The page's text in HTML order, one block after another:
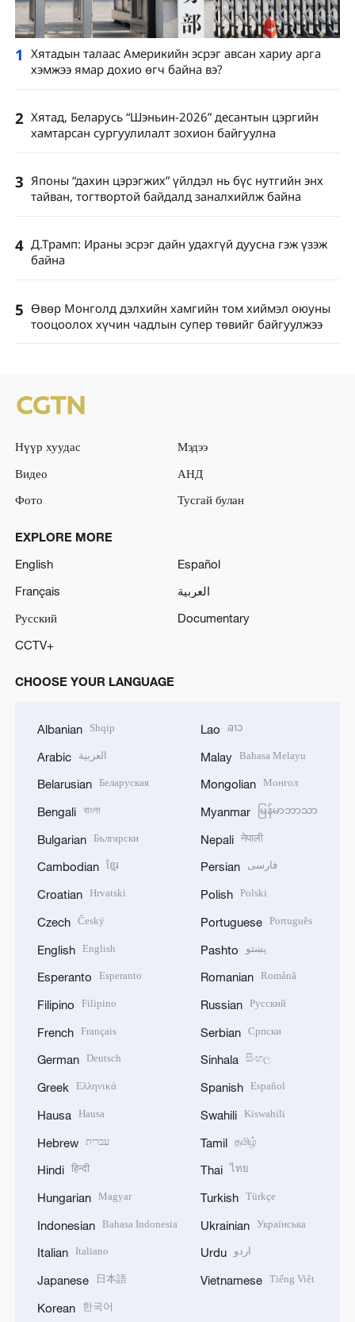
1 Хятадын талаас Америкийн эсрэг авсан хариу арга
хэмжээ ямар дохио өгч байна вэ?
2 Хятад, Беларусь “Шэньин-2026” десантын цэргийн
хамтарсан сургуулилалт зохион байгуулна
3 Японы “дахин цэрэгжих” үйлдэл нь бүс нутгийн энх
тайван, тогтвортой байдалд заналхийлж байна
4 Д.Трамп: Ираны эсрэг дайн удахгүй дуусна гэж үзэж
байна
5 Өвөр Монголд дэлхийн хамгийн том хиймэл оюуны
тооцоолох хүчин чадлын супер төвийг байгуулжээ
Нүүр хуудас
Мэдээ
Видео
АНД
Фото
Тусгай булан
EXPLORE MORE
English
Español
Français
العربية
Русский
Documentary
CCTV+
CHOOSE YOUR LANGUAGE
Albanian Shqip
Arabic العربية
Belarusian Беларуская
Bengali বাংলা
Bulgarian Български
Cambodian ខ្មែរ
Croatian Hrvatski
Czech Český
English English
Esperanto Esperanto
Filipino Filipino
French Français
German Deutsch
Greek Ελληνικά
Hausa Hausa
Hebrew עברית
Hindi हिन्दी
Hungarian Magyar
Indonesian Bahasa Indonesia
Italian Italiano
Japanese 日本語
Korean 한국어
Lao ລາວ
Malay Bahasa Melayu
Mongolian Монгол
Myanmar မြန်မာဘာသာ
Nepali नेपाली
Persian فارسی
Polish Polski
Portuguese Português
Pashto پښتو
Romanian Română
Russian Русский
Serbian Српски
Sinhala සිංහල
Spanish Español
Swahili Kiswahili
Tamil தமிழ்
Thai ไทย
Turkish Türkçe
Ukrainian Українська
Urdu اردو
Vietnamese Tiếng Việt